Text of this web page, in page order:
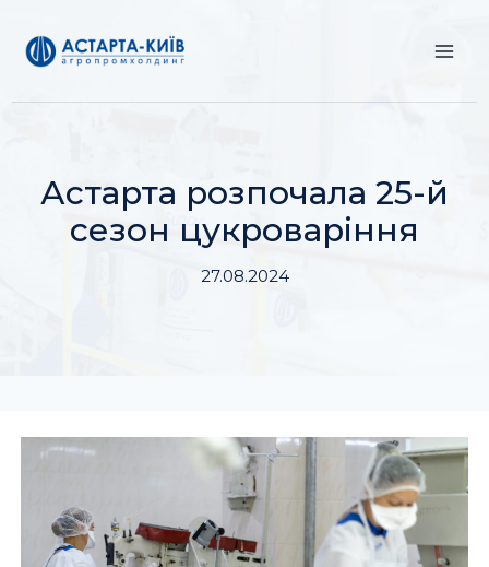
вмісту
Астарта розпочала 25-й
сезон цукроваріння
27.08.2024